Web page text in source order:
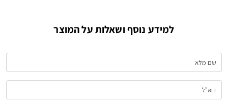
למידע נוסף ושאלות על המוצר